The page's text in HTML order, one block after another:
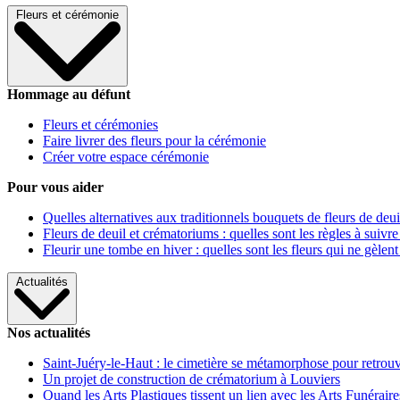
Fleurs et cérémonie
Hommage au défunt
Fleurs et cérémonies
Faire livrer des fleurs pour la cérémonie
Créer votre espace cérémonie
Pour vous aider
Quelles alternatives aux traditionnels bouquets de fleurs de
Fleurs de deuil et crématoriums : quelles sont les règles à
Fleurir une tombe en hiver : quelles sont les fleurs qui ne gèlent
Actualités
Nos actualités
Saint-Juéry-le-Haut : le cimetière se métamorphose pour
Un projet de construction de crématorium à Louviers
Quand les Arts Plastiques tissent un lien avec les Arts